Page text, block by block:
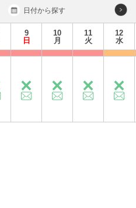
日付から探す
9
日
10
月
11
火
12
水